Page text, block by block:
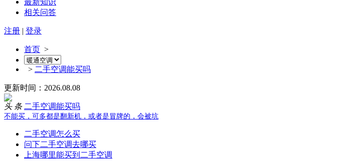
相关问答
注册 | 登录
首页 >
> 二手空调能买吗
更新时间：2026.08.08
头 条 二手空调能买吗
不能买，可多都是翻新机，或者是冒牌的，会被坑
二手空调怎么买
问下二手空调去哪买
上海哪里能买到二手空调